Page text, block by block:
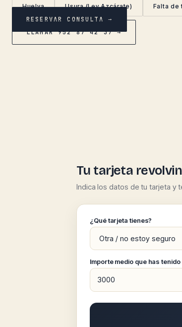
Huelva Usura (Ley Azcárate) Falta de
RESERVAR CONSULTA →
LLAMAR 952 87 42 37 →
Tu tarjeta
Indica los datos de tu tarjeta y
¿Qué tarjeta tienes?
Importe medio que has